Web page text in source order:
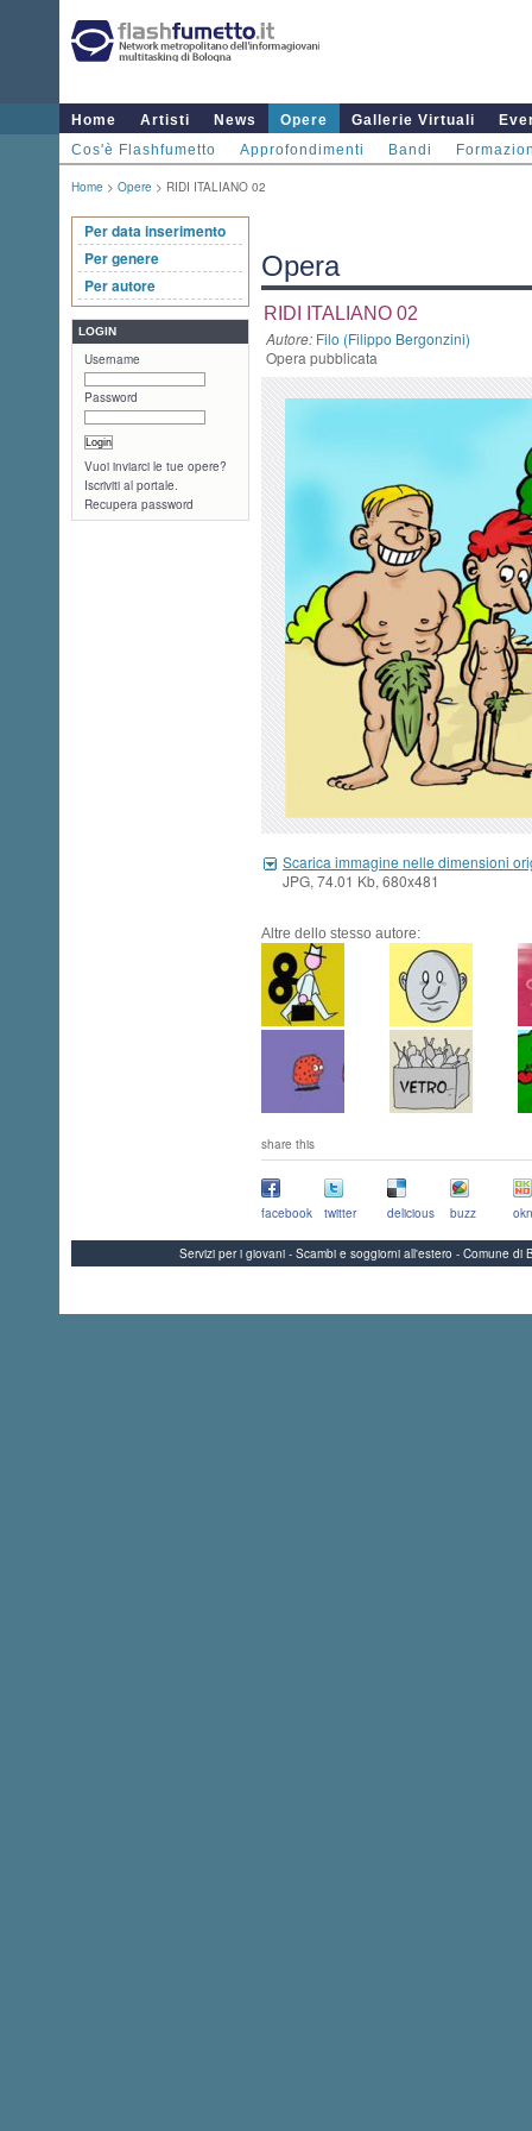
Home Artisti News Opere Gallerie Virtuali
Cos'è Flashfumetto
Approfondimenti Bandi
Home > Opere > RIDI ITALIANO 02
Per data inserimento
Per genere
Per autore
LOGIN
Username
Password
Vuoi inviarci le tue opere?
Iscriviti al portale.
Recupera password
Opera
RIDI ITALIANO 02
Autore: Filo (Filippo Bergonzini)
Opera pubblicata
Scarica immagine nelle dimensioni
JPG, 74.01 Kb, 680x481
Altre dello stesso autore:
share this
facebook twitter delicious buzz
Servizi per i giovani - Scambi e soggiorni all'estero - Comune